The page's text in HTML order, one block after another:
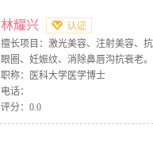
林耀兴
擅长项目：激光美容、注射美容、
眼圈、妊娠纹、消除鼻唇沟抗衰老。
职称：医科大学医学博士
电话：
评分：0.0